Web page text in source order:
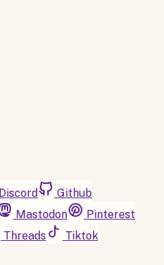
Discord
Github
Mastodon
Pinterest
Threads
Tiktok